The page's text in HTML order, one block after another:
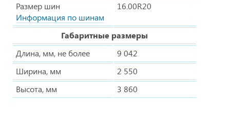
Размер шин
Информация по шинам
16.00R20
Габаритные размеры
Длина, мм, не более
9 042
Ширина, мм
2 550
Высота, мм
3 860